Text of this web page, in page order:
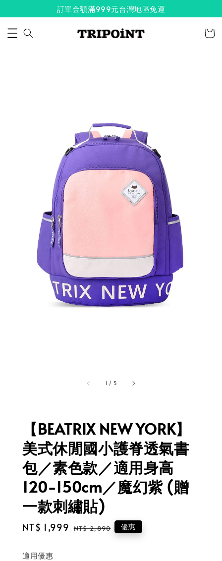
訂單金額滿999元台灣地區免運
1 / 5
【BEATRIX NEW YORK】
美式休閒國小護脊透氣書
包／素色款／適用身高
120-150cm／魔幻紫 (贈
一款刺繡貼)
Sale
NT$ 1,999 Regular
NT$ 2,890 優惠
適用優惠